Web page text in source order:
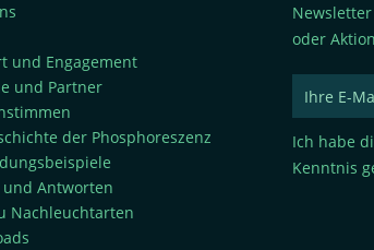
und Engagement
und Partner
der Phosphoreszenz
und Antworten
Nachleuchtarten
oder
Ich habe
Kenntnis